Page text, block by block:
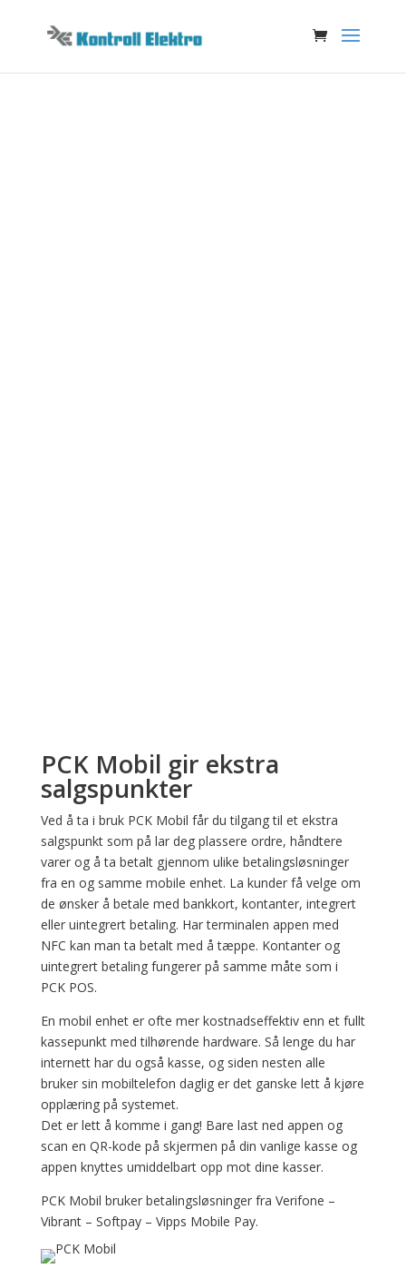
PCK Mobil gir ekstra
salgspunkter
Ved å ta i bruk PCK Mobil får du tilgang til et ekstra
salgspunkt som på lar deg plassere ordre, håndtere
varer og å ta betalt gjennom ulike betalingsløsninger
fra en og samme mobile enhet. La kunder få velge om
de ønsker å betale med bankkort, kontanter, integrert
eller uintegrert betaling. Har terminalen appen med
NFC kan man ta betalt med å tæppe. Kontanter og
uintegrert betaling fungerer på samme måte som i
PCK POS.
En mobil enhet er ofte mer kostnadseffektiv enn et fullt
kassepunkt med tilhørende hardware. Så lenge du har
internett har du også kasse, og siden nesten alle
bruker sin mobiltelefon daglig er det ganske lett å kjøre
opplæring på systemet.
Det er lett å komme i gang! Bare last ned appen og
scan en QR-kode på skjermen på din vanlige kasse og
appen knyttes umiddelbart opp mot dine kasser.
PCK Mobil bruker betalingsløsninger fra Verifone –
Vibrant – Softpay – Vipps Mobile Pay.